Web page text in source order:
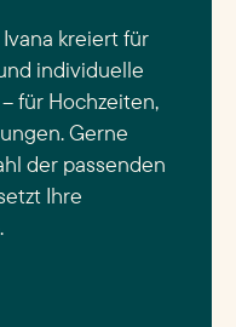
kreiert für
individuelle
für Hochzeiten,
Gerne
der passenden
Ihre